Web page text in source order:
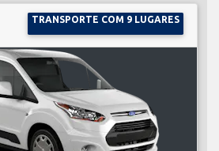
TRANSPORTE COM 9 LUGARES